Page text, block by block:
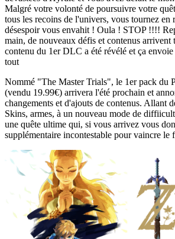
Malgré votre volonté de poursuivre votre
tous les recoins de l'univers, vous tournez en
désespoir vous envahit ! Oula ! STOP !!!!
main, de nouveaux défis et contenus arrivent
contenu du 1er DLC a été révélé et ça
tout
Nommé "The Master Trials", le 1er pack du
(vendu 19.99€) arrivera l'été prochain et
changements et d'ajouts de contenus. Allant
Skins, armes, à un nouveau mode de
une quête ultime qui, si vous arrivez vous
supplémentaire incontestable pour vaincre le